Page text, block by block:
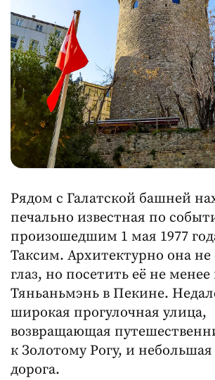
Рядом с Галатской башней
печально известная по
произошедшим 1 мая 1977
Таксим. Архитектурно она не
глаз, но посетить её не
Тяньаньмэнь в Пекине.
широкая прогулочная улица,
возвращающая
к Золотому Рогу, и
дорога.